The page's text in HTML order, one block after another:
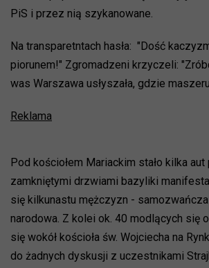
PiS i przez nią szykanowane.
Na transparetntach hasła: "Dość
piorunem!" Zgromadzeni krzyczeli:
was Warszawa usłyszała, gdzie
Reklama
Pod kościołem Mariackim stało kilka
zamkniętymi drzwiami bazyliki
się kilkunastu mężczyzn -
narodowa. Z kolei ok. 40 modlących się
się wokół kościoła św. Wojciecha na
do żadnych dyskusji z uczestnikami